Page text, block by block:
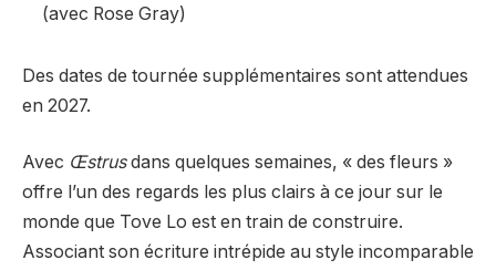
(avec Rose Gray)
Des dates de tournée supplémentaires sont attendues
en 2027.
Avec Œstrusdans quelques semaines, « des fleurs »
offre l’un des regards les plus clairs à ce jour sur le
monde que Tove Lo est en train de construire.
Associant son écriture intrépide au style incomparable